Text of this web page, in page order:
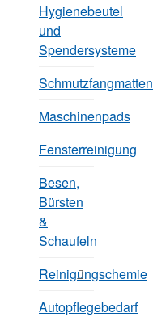
Hygienebeutel
und
Spendersysteme
Schmutzfangmatten
Maschinenpads
Fensterreinigung
Besen,
Bürsten
&
Schaufeln
Reinigungschemie
Autopflegebedarf